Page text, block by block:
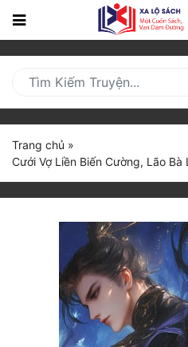
Trang
Mới
Cập
Nhật
(current)
Truyện Mới Ra
Hoàn Thành
Trang chủ »
Cưới Vợ Liền Biến Cường, Lão